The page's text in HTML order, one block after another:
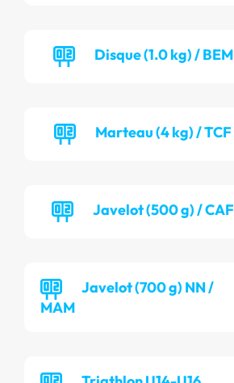
Disque (1.0 kg) / BEM
Marteau (4 kg) / TCF
Javelot (500 g) / CAF
Javelot (700 g) NN /
MAM